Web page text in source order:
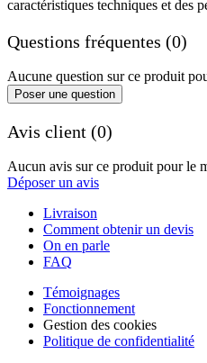
caractéristiques techniques et des
Questions fréquentes (0)
Aucune question sur ce produit
Poser une question
Avis client (0)
Aucun avis sur ce produit pour le
Déposer un avis
Livraison
Comment obtenir un devis
On en parle
FAQ
Témoignages
Fonctionnement
Gestion des cookies
Politique de confidentialité